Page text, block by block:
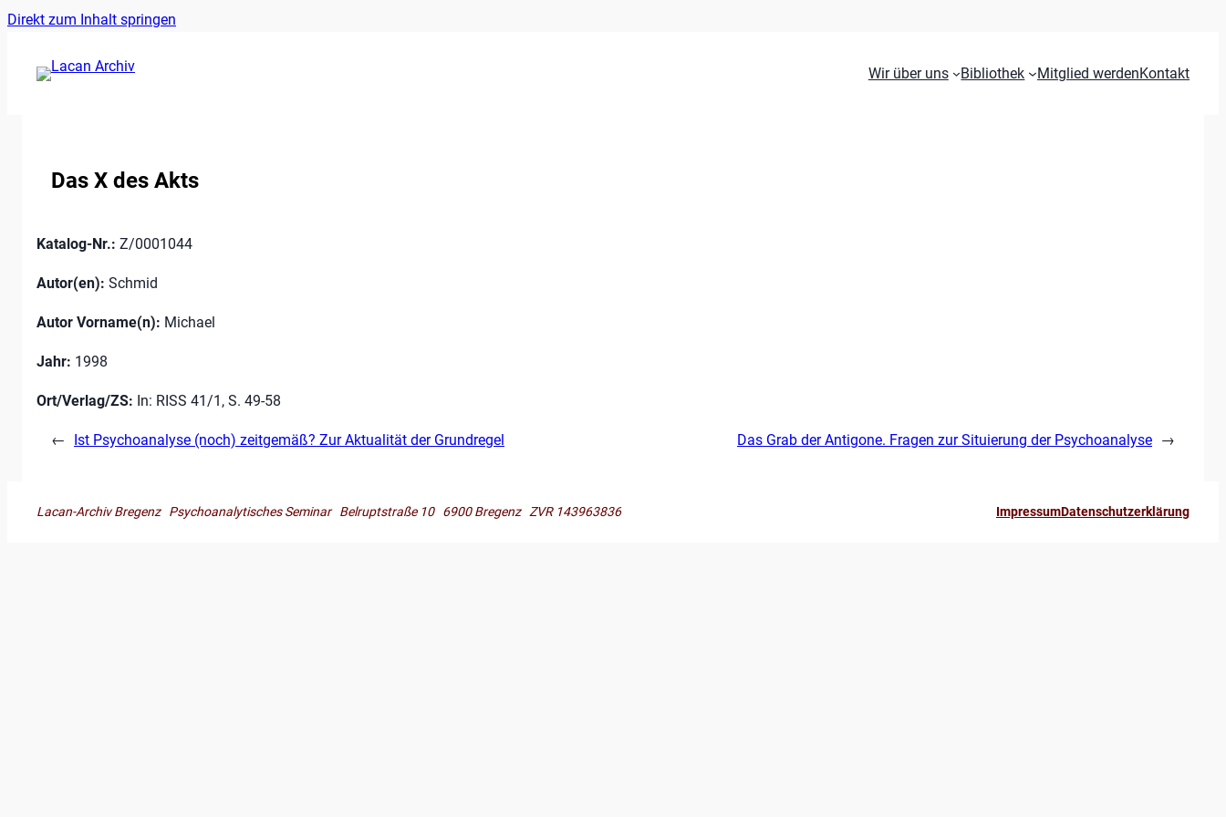
Direkt zum Inhalt springen
Wir über uns Bibliothek Mitglied werdenKontakt
Das X des Akts
Katalog-Nr.: Z/0001044
Autor(en): Schmid
Autor Vorname(n): Michael
Jahr: 1998
Ort/Verlag/ZS: In: RISS 41/1, S. 49-58
← Ist Psychoanalyse (noch) zeitgemäß? Zur Aktualität der Grundregel Das Grab der Antigone. Fragen zur Situierung der Psychoanalyse →
Lacan-Archiv Bregenz Psychoanalytisches Seminar Belruptstraße 10 6900 Bregenz ZVR 143963836 ImpressumDatenschutzerklärung